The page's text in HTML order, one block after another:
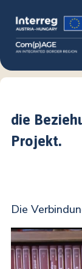
die
Projekt.
Die